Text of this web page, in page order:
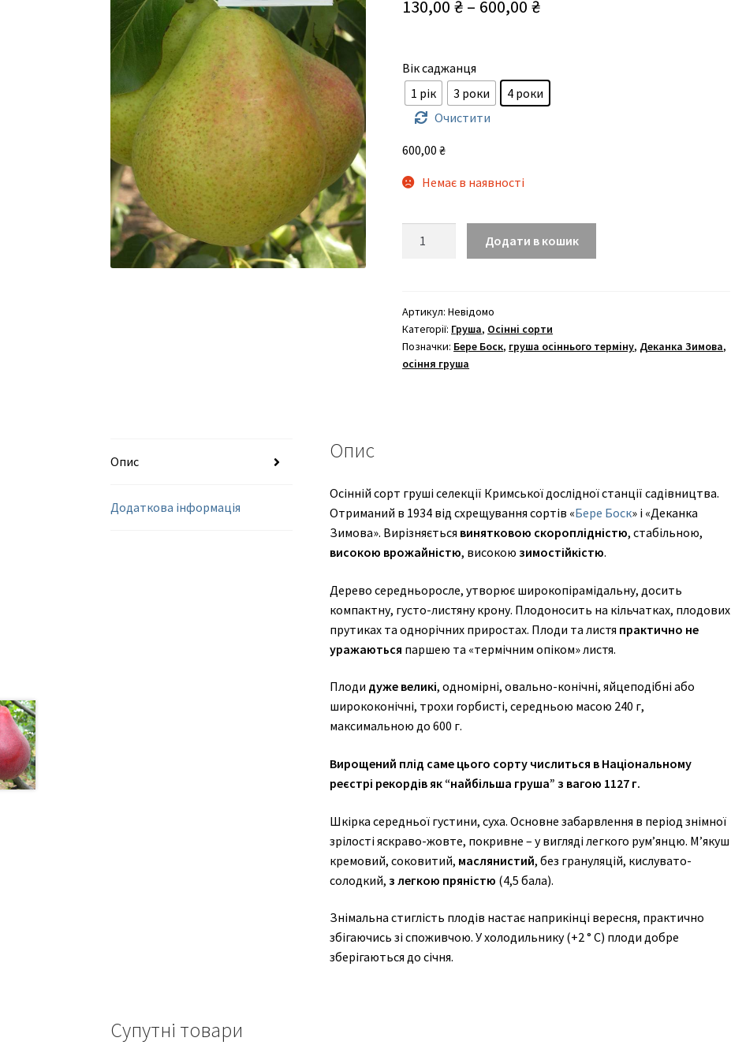
130,00₴ – 600,00₴Діапазон
130,00 ₴
Вік саджанця
1 рік
3 роки
4 роки
Очистити
600,00₴
Немає в наявності
Додати в кошик
Артикул:Невідомо
Категорії: Груша, Осінні сорти
Позначки: Бере Боск, груша осіннього терміну, Деканка Зимова,
осіння груша
Опис
Додаткова інформація
Опис
Осінній сорт груші селекції Кримської дослідної станції садівництва.
Отриманий в 1934 від схрещування сортів «Бере Боск» і «Деканка
Зимова». Вирізняється винятковою скороплідністю, стабільною,
високою врожайністю, високою зимостійкістю.
Дерево середньоросле, утворює широкопірамідальну, досить
компактну, густо-листяну крону. Плодоносить на кільчатках, плодових
прутиках та однорічних приростах. Плоди та листя практично не
уражаються паршею та «термічним опіком» листя.
Плоди дуже великі, одномірні, овально-конічні, яйцеподібні або
ширококонічні, трохи горбисті, середньою масою 240 г,
максимальною до 600 г.
Вирощений плід саме цього сорту числиться в Національному
реєстрі рекордів як “найбільша груша” з вагою 1127 г.
Шкірка середньої густини, суха. Основне забарвлення в період знімної
зрілості яскраво-жовте, покривне – у вигляді легкого рум’янцю. М’якуш
кремовий, соковитий, маслянистий, без грануляцій, кислувато-
солодкий, з легкою пряністю (4,5 бала).
Знімальна стиглість плодів настає наприкінці вересня, практично
збігаючись зі споживчою. У холодильнику (+2 ° С) плоди добре
зберігаються до січня.
Супутні товари